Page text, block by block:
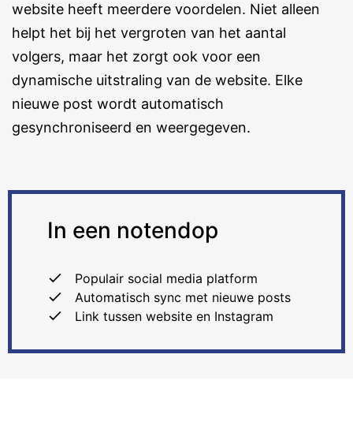
website heeft meerdere voordelen. Niet alleen
helpt het bij het vergroten van het aantal
volgers, maar het zorgt ook voor een
dynamische uitstraling van de website. Elke
nieuwe post wordt automatisch
gesynchroniseerd en weergegeven.
In een notendop
Populair social media platform
Automatisch sync met nieuwe posts
Link tussen website en Instagram